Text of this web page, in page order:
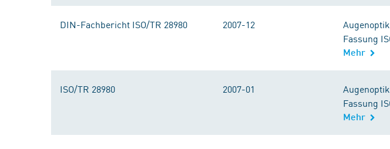
DIN-Fachbericht ISO/TR 28980 2007-12
Fassung
Mehr
ISO/TR 28980 2007-01
Fassung
Mehr